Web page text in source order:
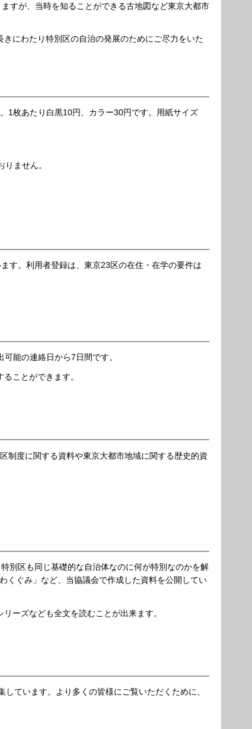
すが、当時を知ることができる古地図など東京大都市
きにわたり特別区の自治の発展のためにご尽力をいた
1枚あたり白黒10円、カラー30円です。用紙サイズ
ません。
す。利用者登録は、東京23区の在住・在学の要件は
能の連絡日から7日間です。
ことができます。
制度に関する資料や東京大都市地域に関する歴史的資
別区も同じ基礎的な自治体なのに何が特別なのかを解
くぐみ」など、当協議会で作成した資料を公開してい
ーズなども全文を読むことが出来ます。
ています。より多くの皆様にご覧いただくために、